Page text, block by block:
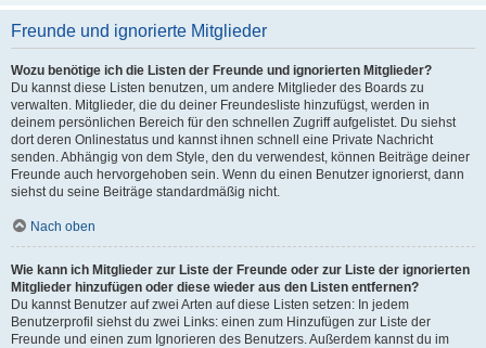
Freunde und ignorierte Mitglieder
Wozu benötige ich die Listen der Freunde und ignorierten Mitglieder?
Du kannst diese Listen benutzen, um andere Mitglieder des Boards zu
verwalten. Mitglieder, die du deiner Freundesliste hinzufügst, werden in
deinem persönlichen Bereich für den schnellen Zugriff aufgelistet. Du siehst
dort deren Onlinestatus und kannst ihnen schnell eine Private Nachricht
senden. Abhängig von dem Style, den du verwendest, können Beiträge deiner
Freunde auch hervorgehoben sein. Wenn du einen Benutzer ignorierst, dann
siehst du seine Beiträge standardmäßig nicht.
Nach oben
Wie kann ich Mitglieder zur Liste der Freunde oder zur Liste der ignorierten
Mitglieder hinzufügen oder diese wieder aus den Listen entfernen?
Du kannst Benutzer auf zwei Arten auf diese Listen setzen: In jedem
Benutzerprofil siehst du zwei Links: einen zum Hinzufügen zur Liste der
Freunde und einen zum Ignorieren des Benutzers. Außerdem kannst du im